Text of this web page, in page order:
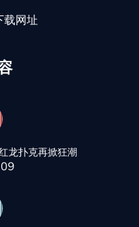
载网址
龙扑克再掀狂潮